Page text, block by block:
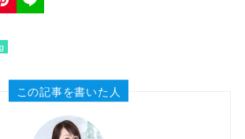
この記事を書いた人